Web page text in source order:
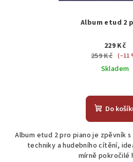
Album etud 2
229 Kč
259 Kč (–11
Skladem
Do
Album etud 2 pro piano je zpěvník
techniky a hudebního cítění,
mírně pokročilé